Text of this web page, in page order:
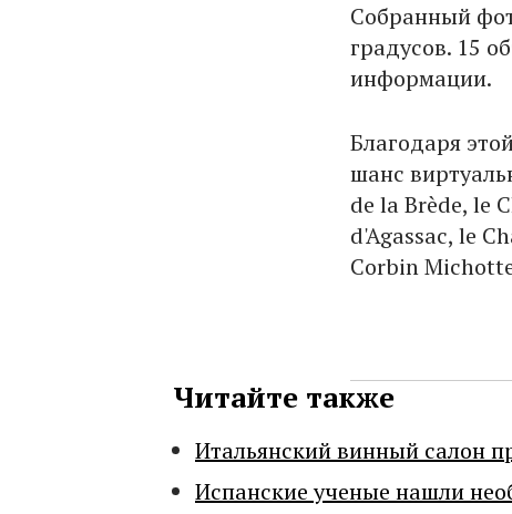
Собранный
градусов. 15
информации.
Благодаря
шанс
de la Brède, le
d'Agassac, le
Corbin
Читайте также
Итальянский винный салон
Испанские ученые нашли